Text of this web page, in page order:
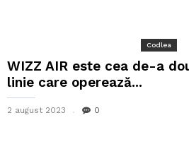
Codlea
WIZZ AIR este cea de-a
linie care operează...
2 august 2023 0